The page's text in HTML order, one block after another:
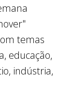
temas
educação,
indústria,